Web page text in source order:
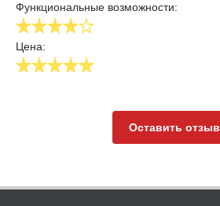
Функциональные возможности:
Цена:
Оставить отзыв